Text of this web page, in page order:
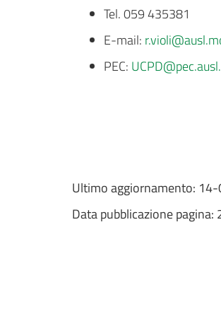
Tel. 059 435381
E-mail:
PEC:
Ultimo aggiornamento:
Data pubblicazione pagina: